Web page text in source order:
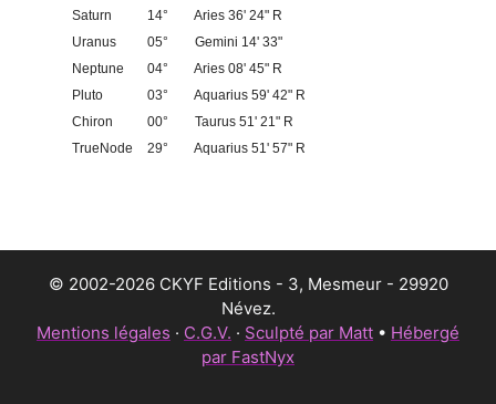
Saturn
14°
Aries 36' 24" R
Uranus
05°
Gemini 14' 33"
Neptune
04°
Aries 08' 45" R
Pluto
03°
Aquarius 59' 42" R
Chiron
00°
Taurus 51' 21" R
TrueNode
29° Aquarius 51' 57" R
© 2002-2026 CKYF Editions - 3, Mesmeur - 29920
Névez.
Mentions légales · C.G.V. · Sculpté par Matt • Hébergé
par FastNyx
Article ajouté au panier